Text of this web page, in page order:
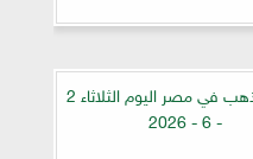
أسعار الذهب في مصر اليوم الثلاثاء 2
- 6 - 2026